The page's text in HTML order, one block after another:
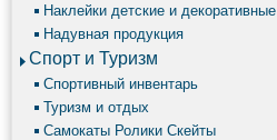
Наклейки детские и декоративные
Надувная продукция
Спорт и Туризм
Спортивный инвентарь
Туризм и отдых
Самокаты Ролики Скейты